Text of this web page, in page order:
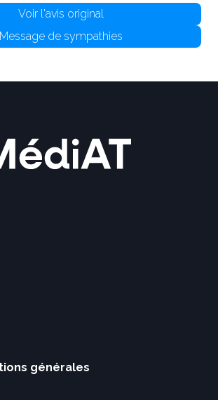
Voir l'avis original
Message de sympathies
générales